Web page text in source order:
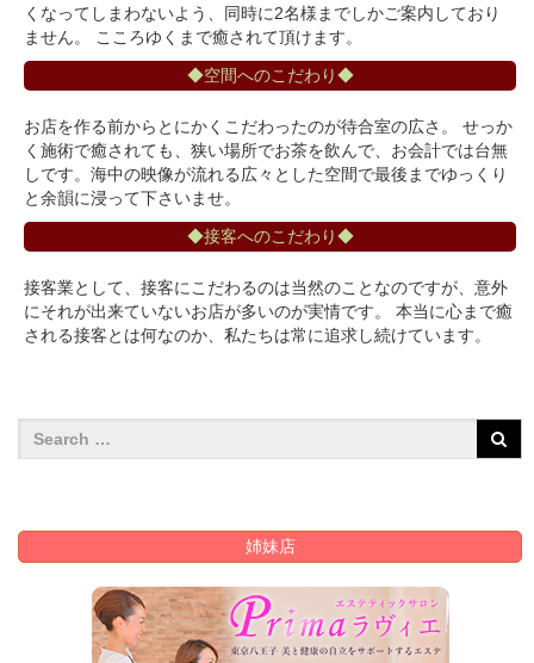
くなってしまわないよう、同時に2名様までしかご案内しており
ません。 こころゆくまで癒されて頂けます。
◆空間へのこだわり◆
お店を作る前からとにかくこだわったのが待合室の広さ。 せっか
く施術で癒されても、狭い場所でお茶を飲んで、お会計では台無
しです。海中の映像が流れる広々とした空間で最後までゆっくり
と余韻に浸って下さいませ。
◆接客へのこだわり◆
接客業として、接客にこだわるのは当然のことなのですが、意外
にそれが出来ていないお店が多いのが実情です。 本当に心まで癒
される接客とは何なのか、私たちは常に追求し続けています。
姉妹店